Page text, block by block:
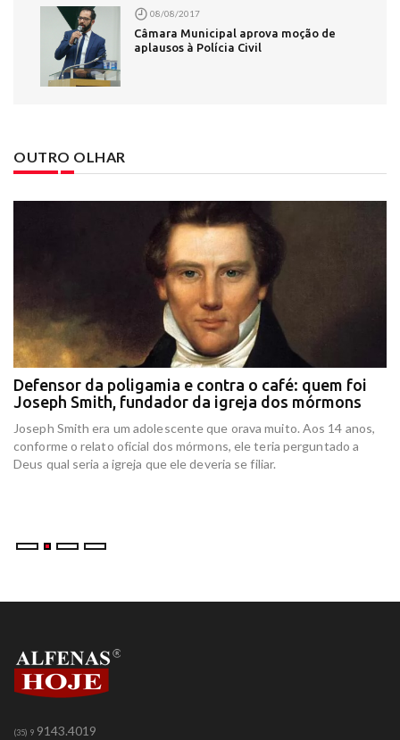
08/08/2017
Câmara Municipal aprova moção de
aplausos à Polícia Civil
OUTRO OLHAR
Defensor da poligamia e contra o café: quem foi
Joseph Smith, fundador da igreja dos mórmons
Joseph Smith era um adolescente que orava muito. Aos 14 anos,
conforme o relato oficial dos mórmons, ele teria perguntado a
Deus qual seria a igreja que ele deveria se filiar.
(35) 9 9143.4019